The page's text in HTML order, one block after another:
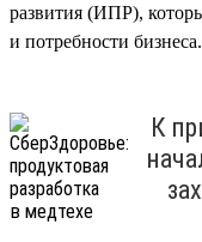
развития (ИПР),
и потребности бизнеса.
К